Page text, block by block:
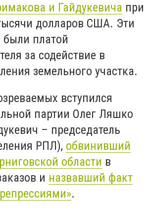
и Гайдукевича при
долларов США. Эти
платой
за содействие в
земельного участка.
вступился
партии Олег Ляшко
– председатель
РПЛ), обвинивший
области в
и назвавший факт
.